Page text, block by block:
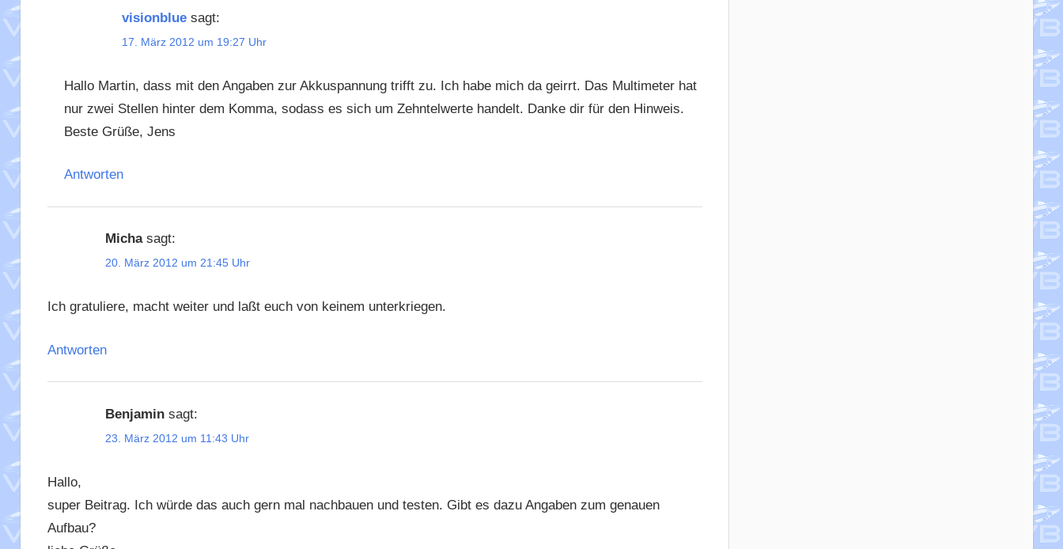
visionblue sagt:
17. März 2012 um 19:27 Uhr
Hallo Martin, dass mit den Angaben zur Akkuspannung trifft zu. Ich habe mich da geirrt. Das Multimeter hat
nur zwei Stellen hinter dem Komma, sodass es sich um Zehntelwerte handelt. Danke dir für den Hinweis.
Beste Grüße, Jens
Antworten
Micha sagt:
20. März 2012 um 21:45 Uhr
Ich gratuliere, macht weiter und laßt euch von keinem unterkriegen.
Antworten
Benjamin sagt:
23. März 2012 um 11:43 Uhr
Hallo,
super Beitrag. Ich würde das auch gern mal nachbauen und testen. Gibt es dazu Angaben zum genauen
Aufbau?